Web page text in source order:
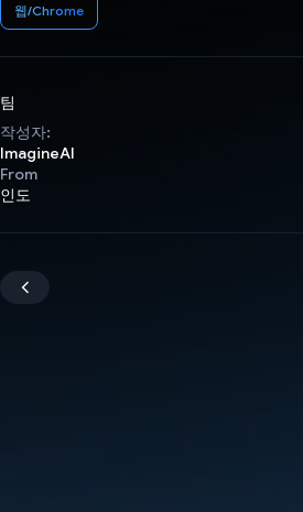
웹/Chrome
팀
작성자:
ImagineAI
From
인도